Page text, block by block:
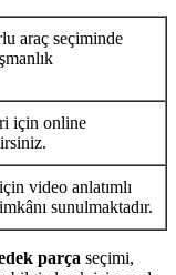
araç seçiminde
için online
video anlatımlı
sunulmaktadır.
parça seçimi,